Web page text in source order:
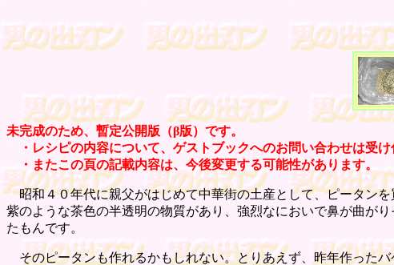
未完成のため、暫定公開版（β版）です。
・レシピの内容について、ゲストブックへのお問い合わせは受け
・またこの頁の記載内容は、今後変更する可能性があります。
昭和４０年代に親父がはじめて中華街の土産として、ピータンを
紫のような茶色の半透明の物質があり、強烈なにおいで鼻が曲が
たもんです。
そのピータンも作れるかもしれない。とりあえず、昨年作った